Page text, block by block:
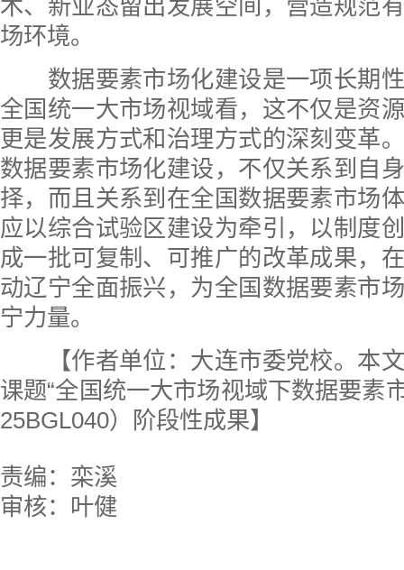
术、新业态留出发展空间，营造规范
场环境。
数据要素市场化建设是一项长期性
全国统一大市场视域看，这不仅是资
更是发展方式和治理方式的深刻变革
数据要素市场化建设，不仅关系到自
择，而且关系到在全国数据要素市场
应以综合试验区建设为牵引，以制度
成一批可复制、可推广的改革成果，
动辽宁全面振兴，为全国数据要素市
宁力量。
【作者单位：大连市委党校。本文
课题“全国统一大市场视域下数据要素
25BGL040）阶段性成果】
责编：栾溪
审核：叶健